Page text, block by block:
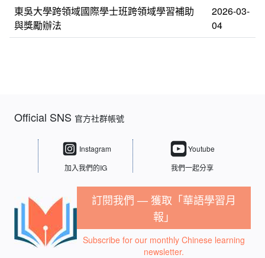
東吳大學跨領域國際學士班跨領域學習補助
與獎勵辦法
2026-03-
04
Official SNS 官方社群帳號
Instagram
加入我們的IG
Youtube
我們一起分享
訂閱我們 — 獲取「華語學習月
報」
Subscribe for our monthly Chinese learning
newsletter.